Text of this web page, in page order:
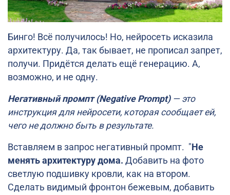
Бинго! Всё получилось! Но, нейросеть исказила
архитектуру. Да, так бывает, не прописал запрет,
получи. Придётся делать ещё генерацию. А,
возможно, и не одну.
Негативный промпт (Negative Prompt)— это
инструкция для нейросети, которая сообщает ей,
чего не должно быть в результате.
Вставляем в запрос негативный промпт. " Не
менять архитектуру дома. Добавить на фото
светлую подшивку кровли, как на втором.
Сделать видимый фронтон бежевым, добавить